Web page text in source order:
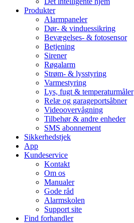
Produkter
Alarmpaneler
Dør- & vinduessikring
Bevægelses- & fotosensor
Betjening
Sirener
Røgalarm
Strøm- & lysstyring
Varmestyring
Lys, fugt & temperaturmåler
Relæ og garageportsåbner
Videoovervågning
Tilbehør & andre enheder
SMS abonnement
Sikkerhedstjek
App
Kundeservice
Kontakt
Om os
Manualer
Gode råd
Alarmskolen
Support site
Find forhandler